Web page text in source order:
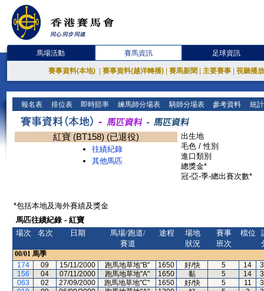
馬場活動 賽馬資訊 足球資訊
賽事資料(本地) 賽事資料(越洋轉播) 賽馬新聞 主要賽事 視聽播
報名表 排位表 即時賠率 練馬師分場表 騎師分場表 參考資料 統
紅寶 (BT158) (已退役)
往績紀錄
其他馬匹
出生地
毛色 / 性別
進口類別
總獎金*
冠-亞-季-總出賽次數*
*包括本地及海外賽績及獎金
馬匹往績紀錄 - 紅寶
場次
名次 日期
馬場/跑道/
賽道
途程
場地
狀況
賽事
班次
檔位
00/01 馬季
174
09 15/11/2000 跑馬地草地"B" 1650 好/快 5 14
156
04 07/11/2000 跑馬地草地"A" 1650 黏 5 14
063
02 27/09/2000 跑馬地草地"C" 1650 好/快 5 11